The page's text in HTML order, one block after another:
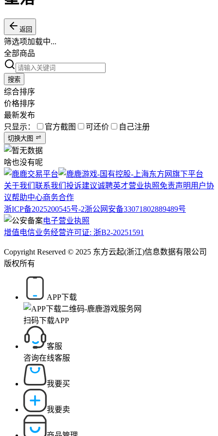
返回
筛选项加载中...
全部商品
搜索
综合排序
价格排序
最新发布
只显示：
官方截图 可还价 自己注册
切换大图
啥也没有呢
关于我们 联系我们 投诉建议诚聘英才营业执照免责声明用户协
议帮助中心商务合作
浙ICP备2025200545号-2浙公网安备33071802889489号
电子营业执照
增值电信业务经营许可证: 浙B2-20251591
Copyright Reserved © 2025 东方云起(浙江)信息数据有限公司
版权所有
APP下载
扫码下载APP
客服
咨询在线客服
我要买
我要卖